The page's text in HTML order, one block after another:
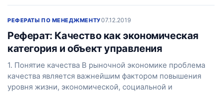
РЕФЕРАТЫ ПО МЕНЕДЖМЕНТУ07.12.2019
Реферат: Качество как экономическая
категория и объект управления
1. Понятие качества В рыночной экономике проблема
качества является важнейшим фактором повышения
уровня жизни, экономической, социальной и